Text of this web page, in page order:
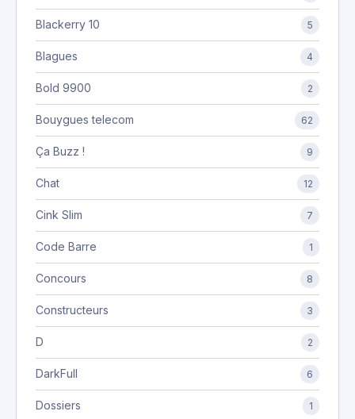
Blackerry 10 5
Blagues 4
Bold 9900 2
Bouygues telecom 62
Ça Buzz ! 9
Chat 12
Cink Slim 7
Code Barre 1
Concours 8
Constructeurs 3
D 2
DarkFull 6
Dossiers 1